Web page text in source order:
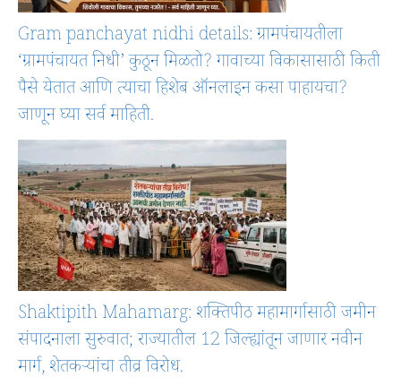
Gram panchayat nidhi details: ग्रामपंचायतीला
‘ग्रामपंचायत निधी’ कुठून मिळतो? गावाच्या विकासासाठी किती
पैसे येतात आणि त्याचा हिशेब ऑनलाइन कसा पाहायचा?
जाणून घ्या सर्व माहिती.
Shaktipith Mahamarg: शक्तिपीठ महामार्गासाठी जमीन
संपादनाला सुरुवात; राज्यातील 12 जिल्ह्यांतून जाणार नवीन
मार्ग, शेतकऱ्यांचा तीव्र विरोध.